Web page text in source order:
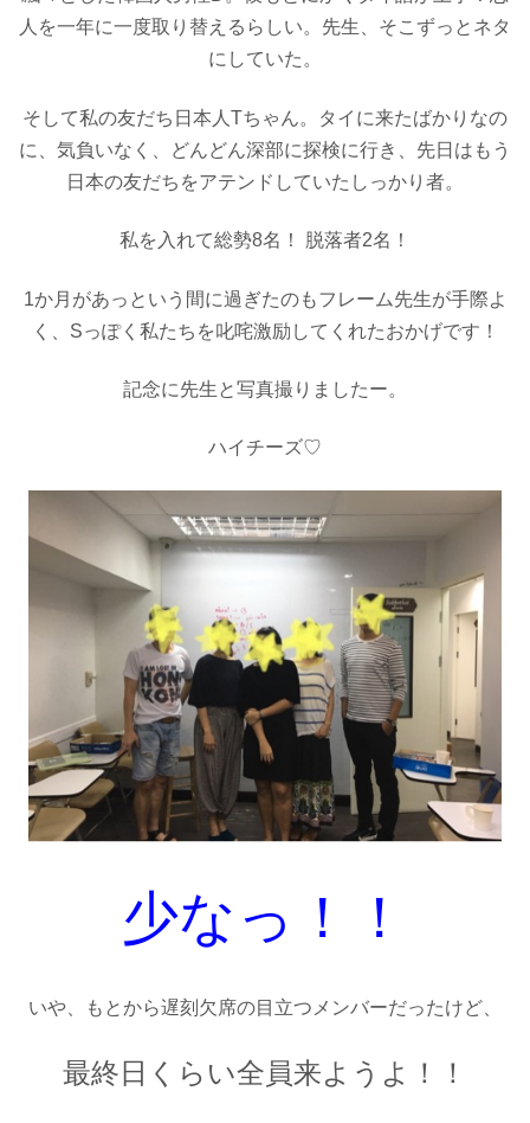
人を一年に一度取り替えるらしい。先生、そこずっとネタ
にしていた。
そして私の友だち日本人Tちゃん。タイに来たばかりなの
に、気負いなく、どんどん深部に探検に行き、先日はもう
日本の友だちをアテンドしていたしっかり者。
私を入れて総勢8名！ 脱落者2名！
1か月があっという間に過ぎたのもフレーム先生が手際よ
く、Sっぽく私たちを叱咤激励してくれたおかげです！
記念に先生と写真撮りましたー。
ハイチーズ♡
少なっ！！
いや、もとから遅刻欠席の目立つメンバーだったけど、
最終日くらい全員来ようよ！！